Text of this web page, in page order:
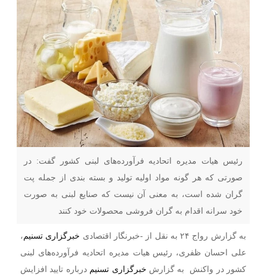
رئیس هیات مدیره اتحادیه فرآورده‌های لبنی کشور گفت: در
صورتی که هر گونه مواد اولیه تولید و بسته بندی از جمله پت
گران شده است، به معنی آن نیست که صنایع لبنی به صورت
خود سرانه اقدام به گران فروشی محصولات خود کنند
به گزارش رواج ۲۴ به نقل از -خبرنگار اقتصادی خبرگزاری تسنیم،
علی احسان ظفری، رئیس هیات مدیره اتحادیه فرآورده‌های لبنی
کشور در واکنش به گزارش خبرگزاری تسنیم درباره تایید افزایش